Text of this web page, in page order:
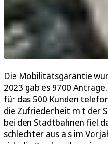
Die Mobilitätsgarantie
2023 gab es 9700
für das 500 Kunden
die Zufriedenheit mit der
bei den Stadtbahnen fiel
schlechter aus als im